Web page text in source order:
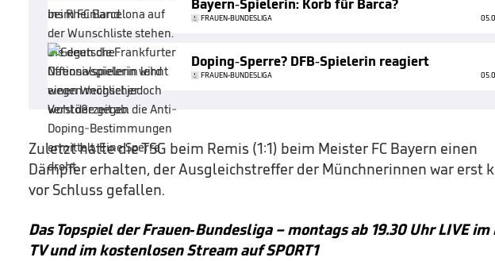
Bayern-Spielerin: Korb für Barca?
FRAUEN-BUNDESLIGA
Doping-Sperre? DFB-Spielerin reagiert
FRAUEN-BUNDESLIGA
Zuletzt hatte die TSG beim Remis (1:1) beim Meister FC Bayern einen
Dämpfer erhalten, der Ausgleichstreffer der Münchnerinnen war erst
vor Schluss gefallen.
Das Topspiel der Frauen-Bundesliga – montags ab 19.30 Uhr LIVE im
TV und im kostenlosen Stream auf SPORT1